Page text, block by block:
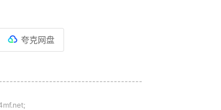
夸克网盘